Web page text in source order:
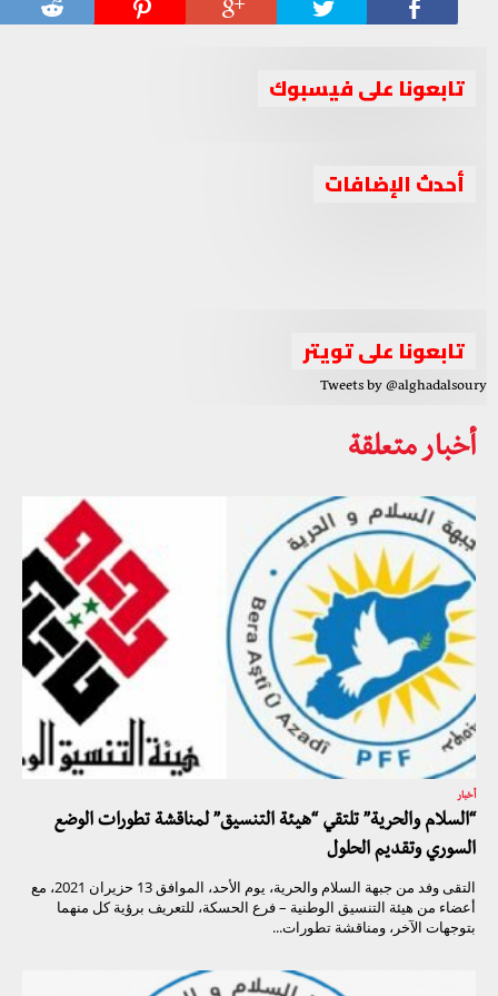
تابعونا على فيسبوك
أحدث الإضافات
“السلام والحرية” تلتقي “هيئة التنسيق” لمناقشة تطورات
الوضع السوري وتقديم الحلول
جبهة السلام والحرية تستنكر زج شعارها في أخبار تتعلق
تابعونا على تويتر
Tweets by @alghadalsoury
أخبار متعلقة
أخبار
“السلام والحرية” تلتقي “هيئة التنسيق” لمناقشة تطورات الوضع
السوري وتقديم الحلول
التقى وفد من جبهة السلام والحرية، يوم الأحد، الموافق 13 حزيران 2021، مع
أعضاء من هيئة التنسيق الوطنية – فرع الحسكة، للتعريف برؤية كل منهما
بتوجهات الآخر، ومناقشة تطورات...